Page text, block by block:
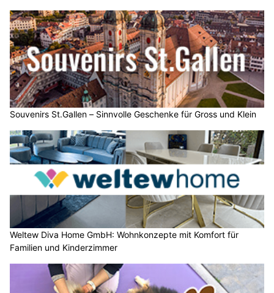
Souvenirs St.Gallen – Sinnvolle Geschenke für Gross und Klein
Weltew Diva Home GmbH: Wohnkonzepte mit Komfort für
Familien und Kinderzimmer